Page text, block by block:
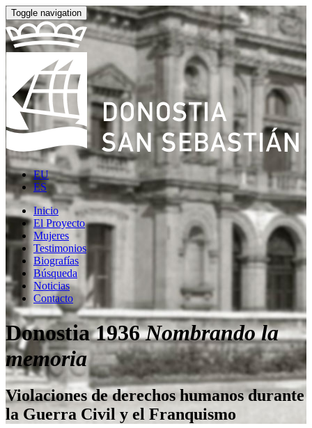
Toggle navigation
EU
ES
Inicio
El Proyecto
Mujeres
Testimonios
Biografías
Búsqueda
Noticias
Contacto
Donostia 1936Nombrando la
memoria
Violaciones de derechos humanos durante
la Guerra Civil y el Franquismo